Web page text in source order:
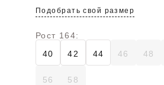
Подобрать свой размер
Рост 164:
40
42 44 46 48
56 58